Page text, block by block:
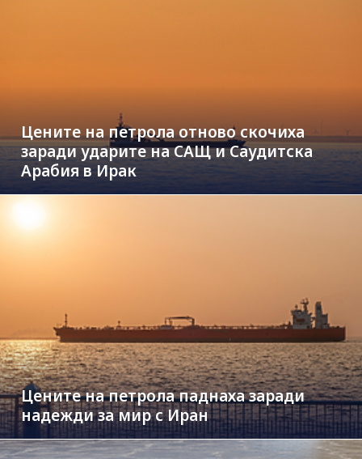
Цените на петрола отново скочиха
заради ударите на САЩ и Саудитска
Арабия в Ирак
Цените на петрола паднаха заради
надежди за мир с Иран